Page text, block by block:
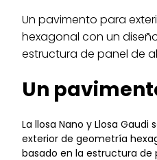
Un pavimento para
hexagonal con un
estructura de panel de
Un
La llosa Nano y Llosa
exterior de geometría
basado en la estructura de